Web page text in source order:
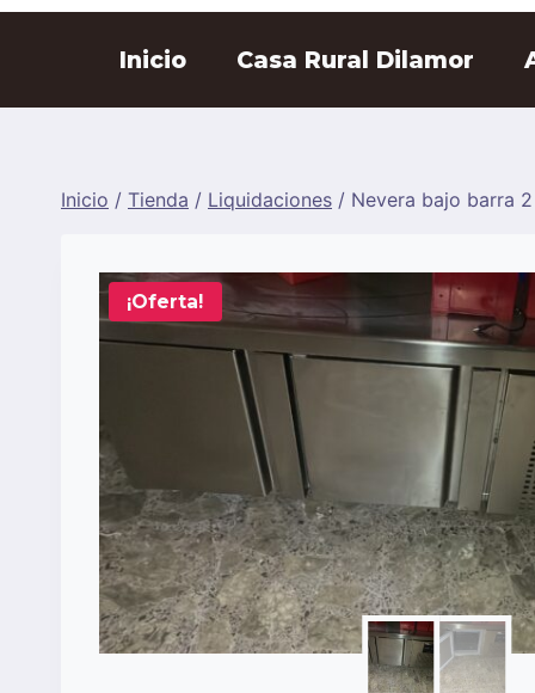
Saltar
Inicio Casa Rural Dilamor
Inicio / Tienda / Liquidaciones / Nevera bajo barra
¡Oferta!